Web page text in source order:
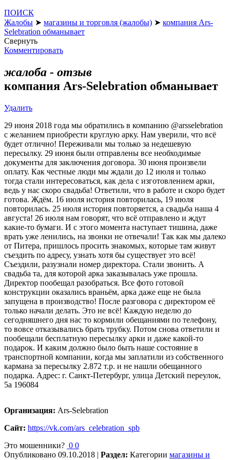
ПОИСК
Жалобы ➤ магазины и торговля (жалобы) ➤ компания Ars-
Selebration обманывает
Свернуть
Комментировать
жалоба - отзыв
компания Ars-Selebration обманывает
Удалить
29 июня 2018 года мы обратились в компанию @arsselebration
с желанием приобрести круглую арку. Нам уверили, что всё
будет отлично! Переживали мы только за недешевую
пересылку. 29 июня были отправлены все необходимые
документы для заключения договора. 30 июня произвели
оплату. Как честные люди мы ждали до 12 июля и только
тогда стали интересоваться, как дела с изготовлением арки,
ведь у нас скоро свадьба! Ответили, что в работе и скоро будет
готова. Ждём. 16 июля история повторилась, 19 июля
повторилась. 25 июля история повторяется, а свадьба наша 4
августа! 26 июля нам говорят, что всё отправлено и ждут
какие-то бумаги. И с этого момента наступает тишина, даже
врать уже ленились, на звонки не отвечали! Так как мы далеко
от Питера, пришлось просить знакомых, которые там живут
съездить по адресу, узнать хотя бы существует это всё!
Съездили, разузнали номер директора. Стали звонить. А
свадьба та, для которой арка заказывалась уже прошла.
Директор пообещал разобраться. Все фото готовой
конструкции оказались враньём, арка даже еще не была
запущена в производство! После разговора с директором её
только начали делать. Это не всё! Каждую неделю до
сегодняшнего дня нас то кормили обещаниями по телефону,
то вовсе отказывались брать трубку. Потом снова ответили и
пообещали бесплатную пересылку арки и даже какой-то
подарок. И каким должно было быть наше состояние в
транспортной компании, когда мы заплатили из собственного
кармана за пересылку 2.872 т.р. и не нашли обещанного
подарка. Адрес: г. Санкт-Петербург, улица Детский переулок,
5а 196084
Организация: Ars-Selebration
Сайт: https://vk.com/ars_celebration_spb
Это мошенники? 0 0
Опубликовано 09.10.2018 | Раздел: Категории магазины и